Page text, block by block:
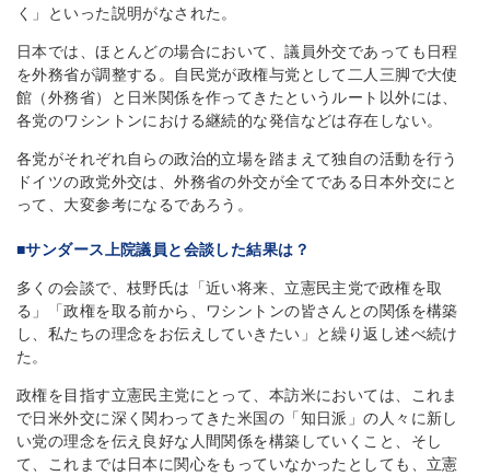
く」といった説明がなされた。
日本では、ほとんどの場合において、議員外交であっても日程
を外務省が調整する。自民党が政権与党として二人三脚で大使
館（外務省）と日米関係を作ってきたというルート以外には、
各党のワシントンにおける継続的な発信などは存在しない。
各党がそれぞれ自らの政治的立場を踏まえて独自の活動を行う
ドイツの政党外交は、外務省の外交が全てである日本外交にと
って、大変参考になるであろう。
■サンダース上院議員と会談した結果は？
多くの会談で、枝野氏は「近い将来、立憲民主党で政権を取
る」「政権を取る前から、ワシントンの皆さんとの関係を構築
し、私たちの理念をお伝えしていきたい」と繰り返し述べ続け
た。
政権を目指す立憲民主党にとって、本訪米においては、これま
で日米外交に深く関わってきた米国の「知日派」の人々に新し
い党の理念を伝え良好な人間関係を構築していくこと、そし
て、これまでは日本に関心をもっていなかったとしても、立憲